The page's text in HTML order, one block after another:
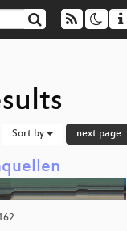
Sort by next page